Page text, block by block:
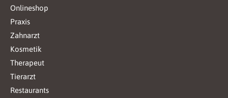
Onlineshop
Praxis
Zahnarzt
Kosmetik
Therapeut
Tierarzt
Restaurants